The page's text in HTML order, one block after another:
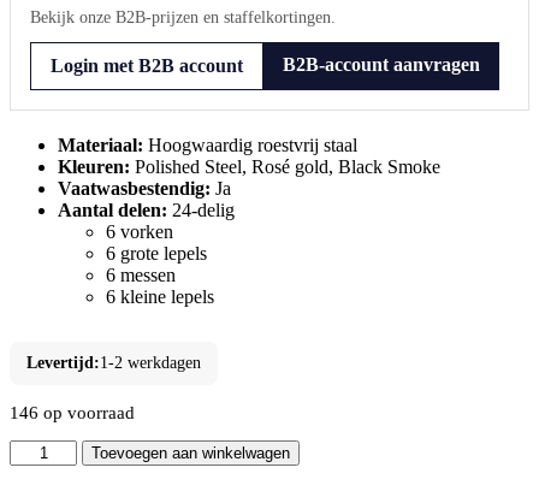
Bekijk onze B2B-prijzen en staffelkortingen.
Login met B2B account B2B-account aanvragen
Materiaal: Hoogwaardig roestvrij staal
Kleuren: Polished Steel, Rosé gold, Black Smoke
Vaatwasbestendig: Ja
Aantal delen: 24-delig
6 vorken
6 grote lepels
6 messen
6 kleine lepels
Levertijd:1-2 werkdagen
146 op voorraad
VIDI
Ferro
Toevoegen aan winkelwagen